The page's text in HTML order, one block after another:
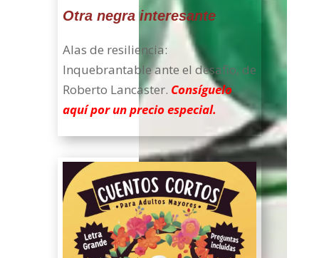
Otra negra interesante
Alas de resiliencia:
Inquebrantable ante el desafio, de
Roberto Lancaster. Consíguelo
aquí por un precio especial.